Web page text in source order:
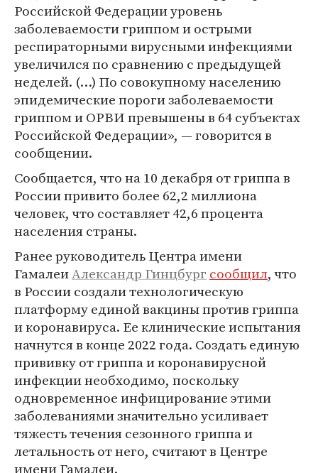
Российской Федерации уровень
заболеваемости гриппом и острыми
респираторными вирусными инфекциями
увеличился по сравнению с предыдущей
неделей. (…) По совокупному населению
эпидемические пороги заболеваемости
гриппом и ОРВИ превышены в 64 субъектах
Российской Федерации», — говорится в
сообщении.
Сообщается, что на 10 декабря от гриппа в
России привито более 62,2 миллиона
человек, что составляет 42,6 процента
населения страны.
Ранее руководитель Центра имени
ГамалеиАлександр Гинцбург сообщил, что
в России создали технологическую
платформу единой вакцины против гриппа
и коронавируса. Ее клинические испытания
начнутся в конце 2022 года. Создать единую
прививку от гриппа и коронавирусной
инфекции необходимо, поскольку
одновременное инфицирование этими
заболеваниями значительно усиливает
тяжесть течения сезонного гриппа и
летальность от него, считают в Центре
имени Гамалеи.